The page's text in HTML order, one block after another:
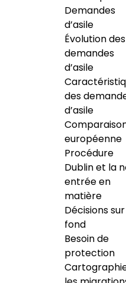
Demandes
d’asile
Évolution des
demandes
d’asile
des
d’asile
européenne
Procédure
Dublin et la
entrée en
matière
Décisions
fond
Besoin de
protection